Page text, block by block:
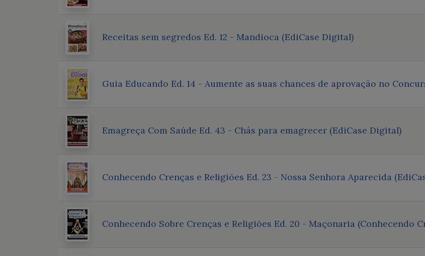
Receitas sem segredos Ed. 12 - Mandioca (EdiCase Digital)
Guia Educando Ed. 14 - Aumente as suas chances de aprovação no
Emagreça Com Saúde Ed. 43 - Chás para emagrecer (EdiCase Digital)
Conhecendo Crenças e Religiões Ed. 23 - Nossa Senhora Aparecida
Conhecendo Sobre Crenças e Religiões Ed. 20 - Maçonaria (Conhecendo